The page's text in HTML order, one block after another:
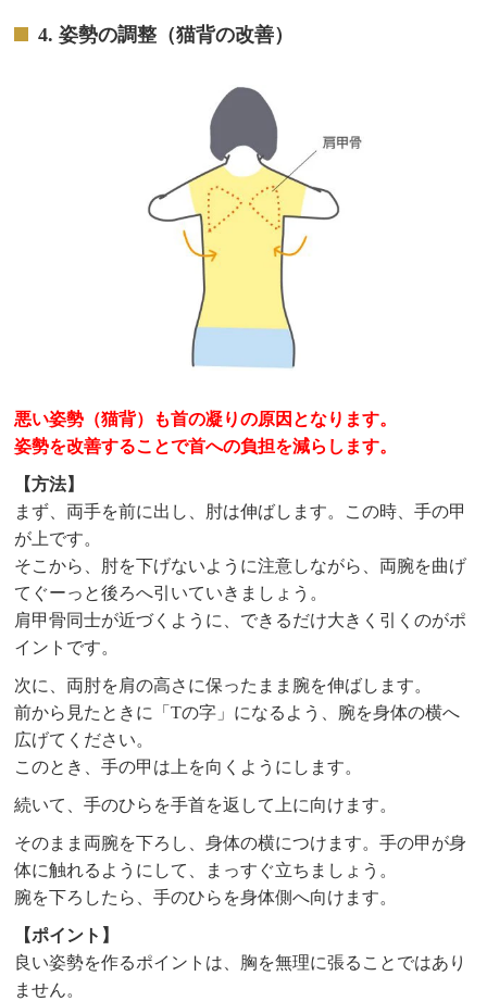
4. 姿勢の調整（猫背の改善）
悪い姿勢（猫背）も首の凝りの原因となります。
姿勢を改善することで首への負担を減らします。
【方法】
まず、両手を前に出し、肘は伸ばします。この時、手の甲
が上です。
そこから、肘を下げないように注意しながら、両腕を曲げ
てぐーっと後ろへ引いていきましょう。
肩甲骨同士が近づくように、できるだけ大きく引くのがポ
イントです。
次に、両肘を肩の高さに保ったまま腕を伸ばします。
前から見たときに「Tの字」になるよう、腕を身体の横へ
広げてください。
このとき、手の甲は上を向くようにします。
続いて、手のひらを手首を返して上に向けます。
そのまま両腕を下ろし、身体の横につけます。手の甲が身
体に触れるようにして、まっすぐ立ちましょう。
腕を下ろしたら、手のひらを身体側へ向けます。
【ポイント】
良い姿勢を作るポイントは、胸を無理に張ることではあり
ません。